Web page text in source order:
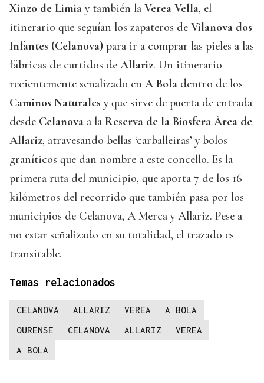
Xinzo de Limia y también la Verea Vella, el
itinerario que seguían los zapateros de Vilanova dos
Infantes (Celanova) para ir a comprar las pieles a las
fábricas de curtidos de Allariz. Un itinerario
recientemente señalizado en A Bola dentro de los
Caminos Naturales y que sirve de puerta de entrada
desde Celanova a la Reserva de la Biosfera Área de
Allariz, atravesando bellas ‘carballeiras’ y bolos
graníticos que dan nombre a este concello. Es la
primera ruta del municipio, que aporta 7 de los 16
kilómetros del recorrido que también pasa por los
municipios de Celanova, A Merca y Allariz. Pese a
no estar señalizado en su totalidad, el trazado es
transitable.
Temas relacionados
CELANOVA ALLARIZ VEREA
A BOLA
OURENSE
CELANOVA ALLARIZ
VEREA
A BOLA